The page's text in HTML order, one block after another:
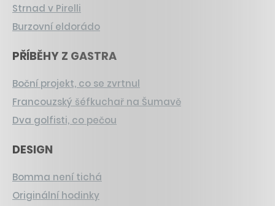
Strnad v Pirelli
Burzovní eldorádo
PŘÍBĚHY Z GASTRA
Boční projekt, co se zvrtnul
Francouzský šéfkuchař na Šumavě
Dva golfisti, co pečou
DESIGN
Bomma není tichá
Originální hodinky